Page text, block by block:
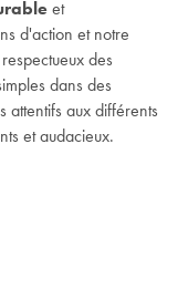
et
d'action et notre
des
dans des
attentifs aux différents
et audacieux.